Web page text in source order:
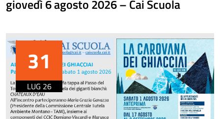
giovedì 6 agosto 2026 – Cai Scuola
31
LUG 26